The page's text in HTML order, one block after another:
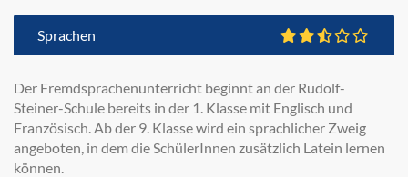
Sprachen
Der Fremdsprachenunterricht beginnt an der Rudolf-
Steiner-Schule bereits in der 1. Klasse mit Englisch und
Französisch. Ab der 9. Klasse wird ein sprachlicher Zweig
angeboten, in dem die SchülerInnen zusätzlich Latein lernen
können.